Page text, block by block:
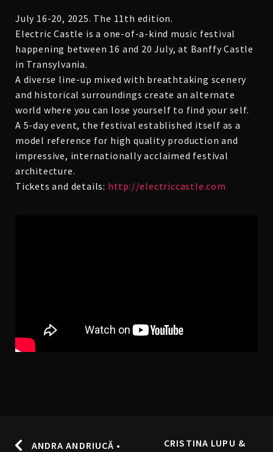
July 16-20, 2025. The 11th edition.
Electric Castle is a one-of-a-kind music festival
happening between 16 and 20 July, at Banffy Castle
in Transylvania.
A diverse line-up mixed with breathtaking scenery
and historical surroundings create an alternate
world where you can lose yourself to find your self.
A 5-day event, the festival established itself as a
model reference for high quality production and
impressive, internationally acclaimed festival
architecture.
Tickets and details: http://electriccastle.com
ANDRA ANDRIUCĂ •
CRISTINA LUPU &